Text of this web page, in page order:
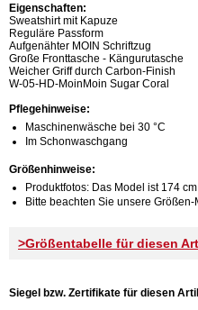
Eigenschaften:
Sweatshirt mit Kapuze
Reguläre Passform
Aufgenähter MOIN Schriftzug
Große Fronttasche - Kängurutasche
Weicher Griff durch Carbon-Finish
W-05-HD-MoinMoin Sugar Coral
Pflegehinweise:
Maschinenwäsche bei 30 °C
Im Schonwaschgang
Größenhinweise:
Produktfotos: Das Model ist 174
Bitte beachten Sie unsere Größen-
>Größentabelle für diesen
Siegel bzw. Zertifikate für diesen